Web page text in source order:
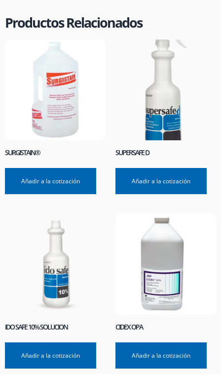
Productos Relacionados
SURGISTAIN®
Añadir a la cotización
SUPERSAFE D
Añadir a la cotización
IDO SAFE 10% SOLUCION
Añadir a la cotización
CIDEX OPA
Añadir a la cotización